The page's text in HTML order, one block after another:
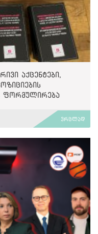
აქცენტები,
ფორმულირება
ვრცლად